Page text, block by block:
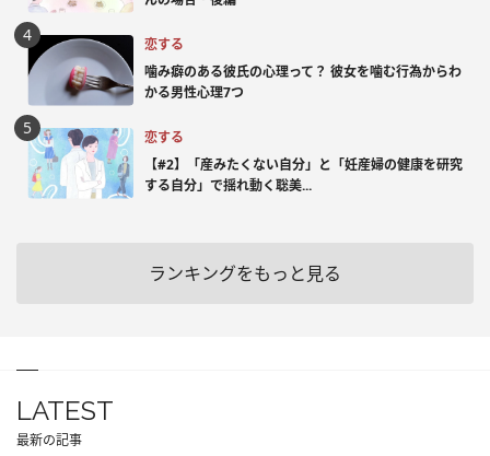
恋する
噛み癖のある彼氏の心理って？ 彼女を噛む行為からわ
かる男性心理7つ
恋する
【#2】「産みたくない自分」と「妊産婦の健康を研究
する自分」で揺れ動く聡美...
ランキングをもっと見る
LATEST
最新の記事